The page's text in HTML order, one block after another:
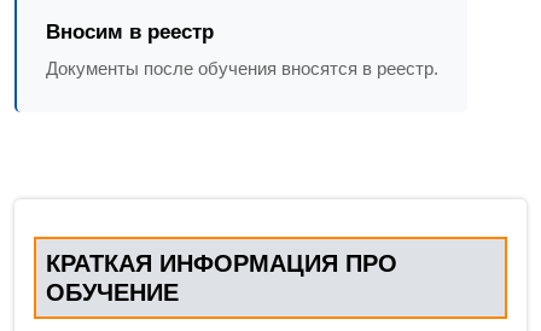
Вносим в реестр
Документы после обучения вносятся в реестр.
КРАТКАЯ ИНФОРМАЦИЯ ПРО
ОБУЧЕНИЕ